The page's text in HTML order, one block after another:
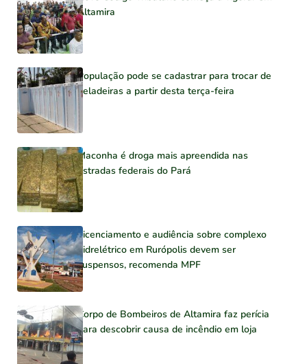
Altamira
População pode se cadastrar para trocar de
geladeiras a partir desta terça-feira
Maconha é droga mais apreendida nas
estradas federais do Pará
Licenciamento e audiência sobre complexo
hidrelétrico em Rurópolis devem ser
suspensos, recomenda MPF
Corpo de Bombeiros de Altamira faz perícia
para descobrir causa de incêndio em loja